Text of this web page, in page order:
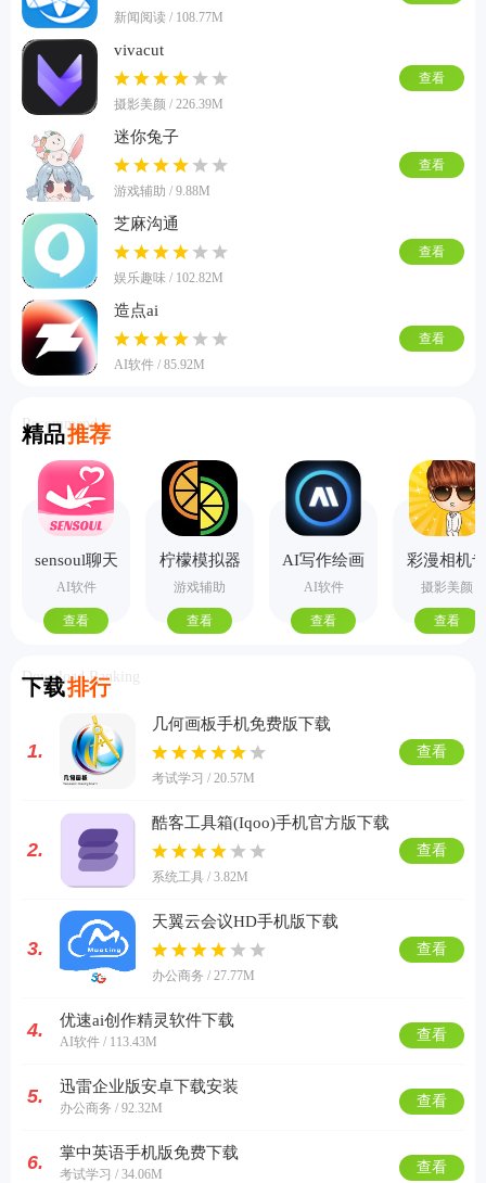
新闻阅读 / 108.77M
vivacut
摄影美颜 / 226.39M
查看
迷你兔子
游戏辅助 / 9.88M
查看
芝麻沟通
娱乐趣味 / 102.82M
查看
造点ai
AI软件 / 85.92M
查看
精品推荐
Recommend
sensoul聊天
AI软件
查看
柠檬模拟器
手机版
游戏辅助
查看
AI写作绘画
视频PPT助
手
AI软件
查看
彩漫相机
业版
摄影美颜
查看
下载排行
Download Ranking
1.
几何画板手机免费版下载
考试学习 / 20.57M
查看
2.
酷客工具箱(Iqoo)手机官方版下载
系统工具 / 3.82M
查看
3.
天翼云会议HD手机版下载
办公商务 / 27.77M
查看
4. 优速ai创作精灵软件下载
AI软件 / 113.43M 查看
5. 迅雷企业版安卓下载安装
办公商务 / 92.32M 查看
6. 掌中英语手机版免费下载
考试学习 / 34.06M 查看